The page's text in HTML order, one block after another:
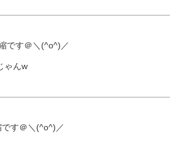
です＠＼(^o^)／
ゃんw
す＠＼(^o^)／